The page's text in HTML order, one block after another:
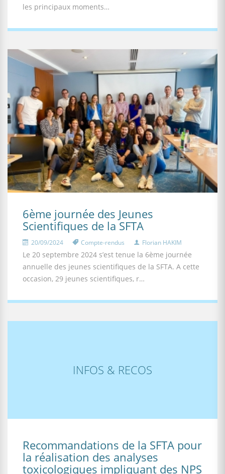
les principaux moments…
6ème journée des Jeunes
Scientifiques de la SFTA
20/09/2024 Compte-rendus Florian HAKIM
Le 20 septembre 2024 s’est tenue la 6ème journée
annuelle des jeunes scientifiques de la SFTA. A cette
occasion, 29 jeunes scientifiques, r…
INFOS & RECOS
Recommandations de la SFTA pour
la réalisation des analyses
toxicologiques impliquant des NPS